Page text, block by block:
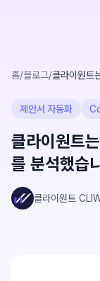
홈/블로그/클라이원트
제안서 자동화
클라이원트
를 분석했습
클라이원트